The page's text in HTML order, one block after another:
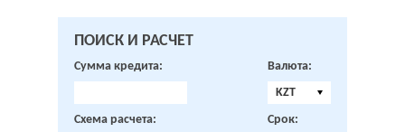
ПОИСК И РАСЧЕТ
Сумма кредита:
Валюта:
KZT
Схема расчета:
Срок: